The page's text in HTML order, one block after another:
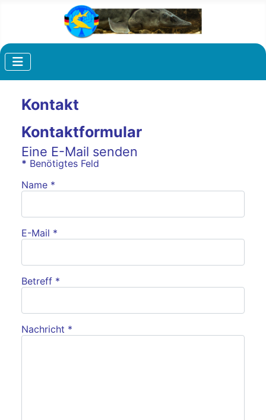
Kontakt
Kontaktformular
Eine E-Mail senden
* Benötigtes Feld
Name *
E-Mail *
Betreff *
Nachricht *